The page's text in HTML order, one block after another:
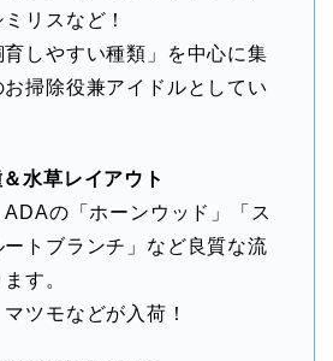
リスなど！
しやすい種類」を中心に集
掃除役兼アイドルとしてい
水草レイアウト
の「ホーンウッド」「ス
ートブランチ」など良質な流
す。
ツモなどが入荷！